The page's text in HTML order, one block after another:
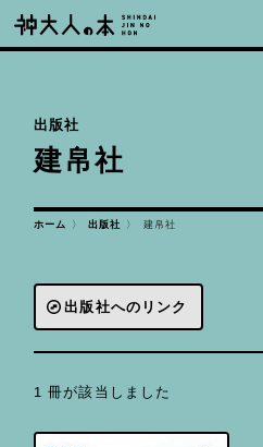
出版社
建帛社
ホーム 出版社 建帛社
出版社へのリンク
1 冊が該当しました